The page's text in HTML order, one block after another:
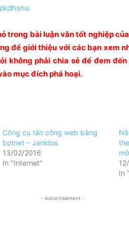
trong bài luận văn tốt nghiệp
để giới thiệu với các bạn xem
không phải chia sẻ để đem
mục đích phá hoại.
Công cụ tấn công web bằng
botnet – Janidos
13/02/2016
In "Internet"
mở
In
- Advertisement -